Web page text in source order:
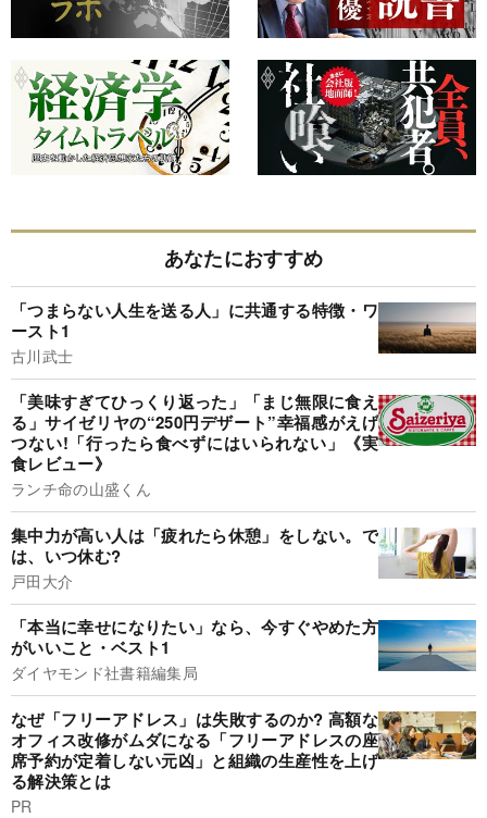
あなたにおすすめ
「つまらない人生を送る人」に共通する特徴・ワ
ースト1
古川武士
「美味すぎてひっくり返った」「まじ無限に食え
る」サイゼリヤの“250円デザート”幸福感がえげ
つない!「行ったら食べずにはいられない」《実
食レビュー》
ランチ命の山盛くん
集中力が高い人は「疲れたら休憩」をしない。で
は、いつ休む?
戸田大介
「本当に幸せになりたい」なら、今すぐやめた方
がいいこと・ベスト1
ダイヤモンド社書籍編集局
なぜ「フリーアドレス」は失敗するのか? 高額な
オフィス改修がムダになる「フリーアドレスの座
席予約が定着しない元凶」と組織の生産性を上げ
る解決策とは
PR